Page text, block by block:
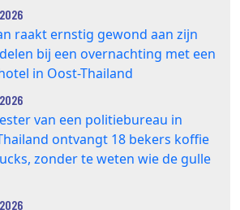
raakt ernstig gewond aan zijn
bij een overnachting met een
in Oost-Thailand
van een politiebureau in
ontvangt 18 bekers koffie
zonder te weten wie de gulle